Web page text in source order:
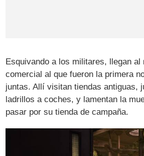
Esquivando a los militares, llegan al
comercial al que fueron la primera
juntas. Allí visitan tiendas antiguas,
ladrillos a coches, y lamentan la
pasar por su tienda de campaña.